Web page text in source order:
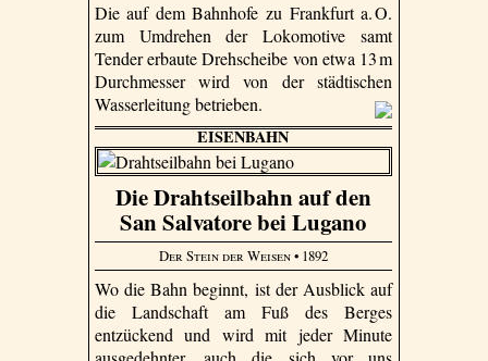
Die auf dem Bahnhofe zu Frankfurt a. O.
zum Umdrehen der Lokomotive samt
Tender erbaute Drehscheibe von etwa 13 m
Durchmesser wird von der städtischen
Wasserleitung betrieben.
EISENBAHN
Die Drahtseilbahn auf den
San Salvatore bei Lugano
Der Stein der Weisen• 1892
Wo die Bahn beginnt, ist der Ausblick auf
die Landschaft am Fuß des Berges
entzückend und wird mit jeder Minute